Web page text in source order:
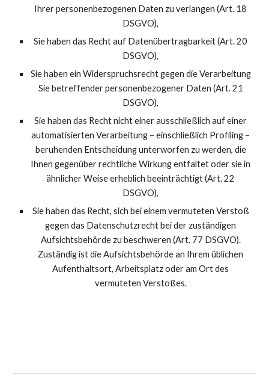
Ihrer personenbezogenen Daten zu verlangen (Art. 18
DSGVO),
Sie haben das Recht auf Datenübertragbarkeit (Art. 20
DSGVO),
Sie haben ein Widerspruchsrecht gegen die Verarbeitung
Sie betreffender personenbezogener Daten (Art. 21
DSGVO),
Sie haben das Recht nicht einer ausschließlich auf einer
automatisierten Verarbeitung – einschließlich Profiling –
beruhenden Entscheidung unterworfen zu werden, die
Ihnen gegenüber rechtliche Wirkung entfaltet oder sie in
ähnlicher Weise erheblich beeinträchtigt (Art. 22
DSGVO),
Sie haben das Recht, sich bei einem vermuteten Verstoß
gegen das Datenschutzrecht bei der zuständigen
Aufsichtsbehörde zu beschweren (Art. 77 DSGVO).
Zuständig ist die Aufsichtsbehörde an Ihrem üblichen
Aufenthaltsort, Arbeitsplatz oder am Ort des
vermuteten Verstoßes.